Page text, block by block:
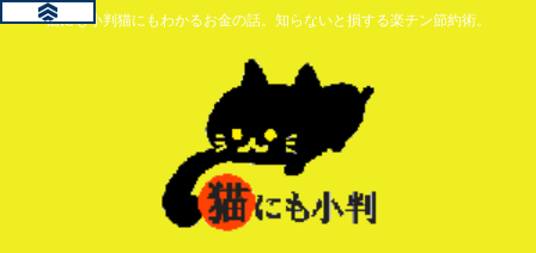
猫にも小判猫にもわかるお金の話。知らないと損する楽チン節約術。